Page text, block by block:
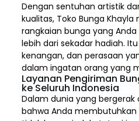
Dengan sentuhan artistik
kualitas, Toko Bunga Khayla
rangkaian bunga yang
lebih dari sekadar hadiah.
kenangan, dan perasaan
dalam ingatan orang yang
Layanan Pengiriman
ke Seluruh Indonesia
Dalam dunia yang
bahwa Anda